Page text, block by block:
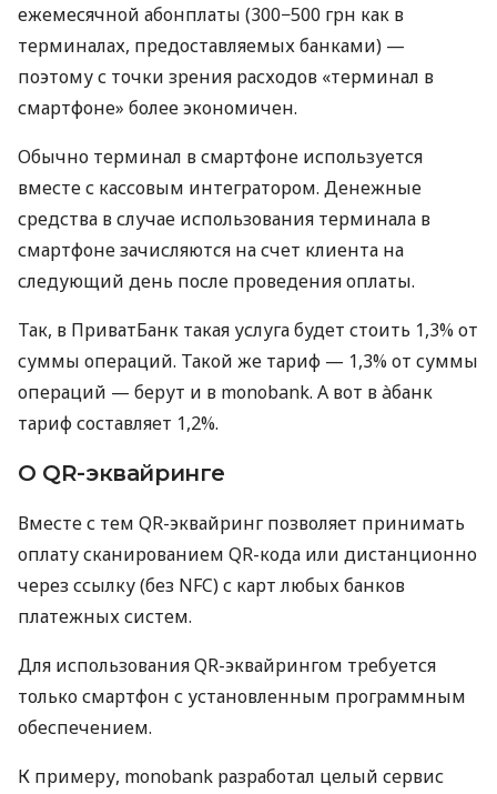
ежемесячной абонплаты (300−500 грн как в
терминалах, предоставляемых банками) —
поэтому с точки зрения расходов «терминал в
смартфоне» более экономичен.
Обычно терминал в смартфоне используется
вместе с кассовым интегратором. Денежные
средства в случае использования терминала в
смартфоне зачисляются на счет клиента на
следующий день после проведения оплаты.
Так, в ПриватБанк такая услуга будет стоить 1,3% от
суммы операций. Такой же тариф — 1,3% от суммы
операций — берут и в monobank. А вот в àбанк
тариф составляет 1,2%.
О QR-эквайринге
Вместе с тем QR-эквайринг позволяет принимать
оплату сканированием QR-кода или дистанционно
через ссылку (без NFC) с карт любых банков
платежных систем.
Для использования QR-эквайрингом требуется
только смартфон с установленным программным
обеспечением.
К примеру, monobank разработал целый сервис